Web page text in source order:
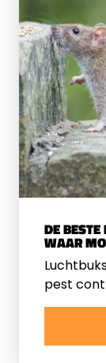
DE BESTE
WAAR
pest
ratten.
kleine